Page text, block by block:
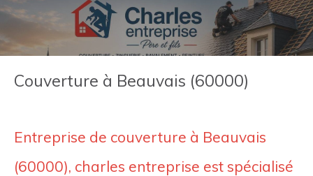
Couverture à Beauvais (60000)
Entreprise de couverture à Beauvais
(60000), charles entreprise est spécialisé